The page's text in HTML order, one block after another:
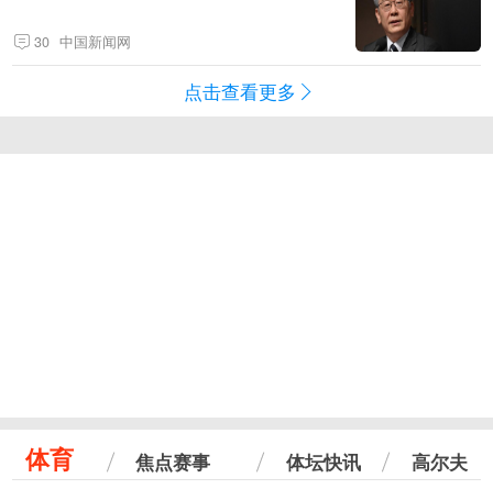
30 中国新闻网
点击查看更多
体育 焦点赛事 体坛快讯 高尔夫